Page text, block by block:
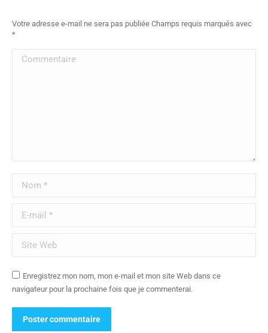
Votre adresse e-mail ne sera pas publiée Champs requis marqués avec
*
Commentaire
Nom *
E-mail *
Site Web
Enregistrez mon nom, mon e-mail et mon site Web dans ce
navigateur pour la prochaine fois que je commenterai.
Poster commentaire